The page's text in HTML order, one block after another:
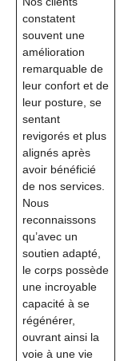
constatent
souvent une
amélioration
remarquable de
leur confort et de
leur posture, se
sentant
revigorés et plus
alignés après
avoir bénéficié
de nos services.
Nous
reconnaissons
qu’avec un
soutien adapté,
le corps possède
une incroyable
capacité à se
régénérer,
ouvrant ainsi la
voie à une vie